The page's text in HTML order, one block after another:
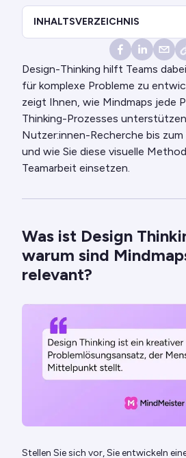
INHALTSVERZEICHNIS
Design-Thinking hilft Teams
für komplexe Probleme zu
zeigt Ihnen, wie Mindmaps jede
Thinking-Prozesses
Nutzer:innen-Recherche bis
und wie Sie diese visuelle
Teamarbeit einsetzen.
Was ist Design
warum sind
relevant?
Stellen Sie sich vor, Sie entwickeln